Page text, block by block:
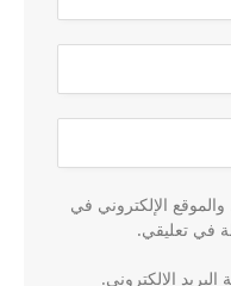
الإلكتروني في
في تعليقي.
الإلكتروني.